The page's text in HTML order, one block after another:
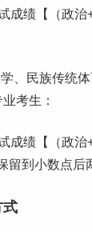
成绩【（政
、 民族传统
考生：
成绩【（政
留到小数点后
式